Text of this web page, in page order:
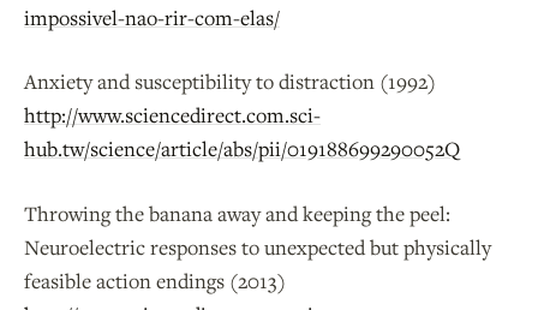
impossivel-nao-rir-com-elas/
Anxiety and susceptibility to distraction (1992)
http://www.sciencedirect.com.sci-
hub.tw/science/article/abs/pii/019188699290052Q
Throwing the banana away and keeping the peel:
Neuroelectric responses to unexpected but physically
feasible action endings (2013)